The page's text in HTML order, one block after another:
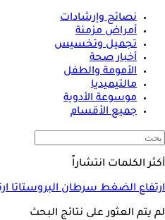
نصائح وإرشادات
أمراض مزمنة
تجميل وتخسيس
أخبار صحة
الأمومة والطفل
مالتيميديا
موسوعة الأدوية
جميع الأقسام
أكثر الكلمات انتشاراً
ارتفاع الضغطسرطان البروستاتا
لم يتم العثور على نتائج البحث